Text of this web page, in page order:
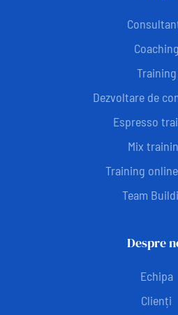
Coaching
Training
Dezvoltare de
Espresso
Mix
Training
Team
Despre
Echipa
Clienți